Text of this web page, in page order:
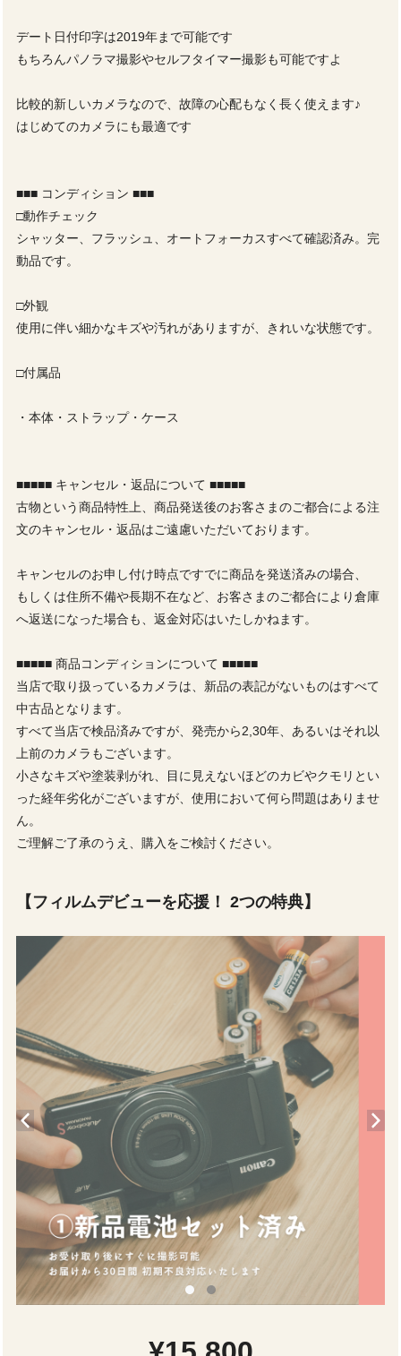
デート日付印字は2019年まで可能です
もちろんパノラマ撮影やセルフタイマー撮影も可能ですよ
比較的新しいカメラなので、故障の心配もなく長く使えます♪
はじめてのカメラにも最適です
■■■ コンディション ■■■
□動作チェック
シャッター、フラッシュ、オートフォーカスすべて確認済み。完
動品です。
□外観
使用に伴い細かなキズや汚れがありますが、きれいな状態です。
□付属品
・本体・ストラップ・ケース
■■■■■ キャンセル・返品について ■■■■■
古物という商品特性上、商品発送後のお客さまのご都合による注
文のキャンセル・返品はご遠慮いただいております。
キャンセルのお申し付け時点ですでに商品を発送済みの場合、
もしくは住所不備や長期不在など、お客さまのご都合により倉庫
へ返送になった場合も、返金対応はいたしかねます。
■■■■■ 商品コンディションについて ■■■■■
当店で取り扱っているカメラは、新品の表記がないものはすべて
中古品となります。
すべて当店で検品済みですが、発売から2,30年、あるいはそれ以
上前のカメラもございます。
小さなキズや塗装剥がれ、目に見えないほどのカビやクモリとい
った経年劣化がございますが、使用において何ら問題はありませ
ん。
ご理解ご了承のうえ、購入をご検討ください。
【フィルムデビューを応援！ 2つの特典】